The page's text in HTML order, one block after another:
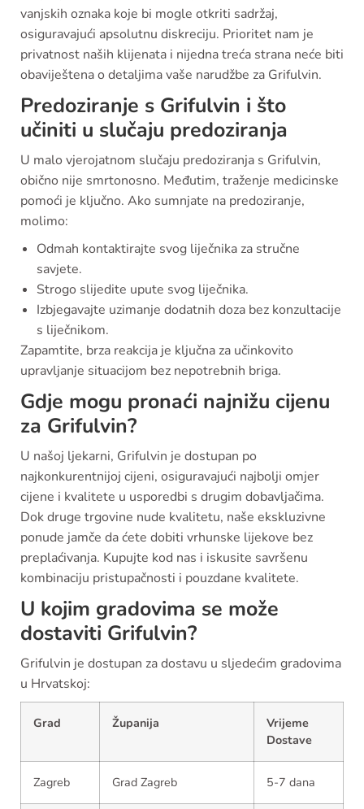
vanjskih oznaka koje bi mogle otkriti sadržaj,
osiguravajući apsolutnu diskreciju. Prioritet nam je
privatnost naših klijenata i nijedna treća strana neće biti
obaviještena o detaljima vaše narudžbe za Grifulvin.
Predoziranje s Grifulvin i što
učiniti u slučaju predoziranja
U malo vjerojatnom slučaju predoziranja s Grifulvin,
obično nije smrtonosno. Međutim, traženje medicinske
pomoći je ključno. Ako sumnjate na predoziranje,
molimo:
Odmah kontaktirajte svog liječnika za stručne
savjete.
Strogo slijedite upute svog liječnika.
Izbjegavajte uzimanje dodatnih doza bez konzultacije
s liječnikom.
Zapamtite, brza reakcija je ključna za učinkovito
upravljanje situacijom bez nepotrebnih briga.
Gdje mogu pronaći najnižu cijenu
za Grifulvin?
U našoj ljekarni, Grifulvin je dostupan po
najkonkurentnijoj cijeni, osiguravajući najbolji omjer
cijene i kvalitete u usporedbi s drugim dobavljačima.
Dok druge trgovine nude kvalitetu, naše ekskluzivne
ponude jamče da ćete dobiti vrhunske lijekove bez
preplaćivanja. Kupujte kod nas i iskusite savršenu
kombinaciju pristupačnosti i pouzdane kvalitete.
U kojim gradovima se može
dostaviti Grifulvin?
Grifulvin je dostupan za dostavu u sljedećim gradovima
u Hrvatskoj:
Grad Županija
Vrijeme
Dostave
Zagreb Grad Zagreb 5-7 dana